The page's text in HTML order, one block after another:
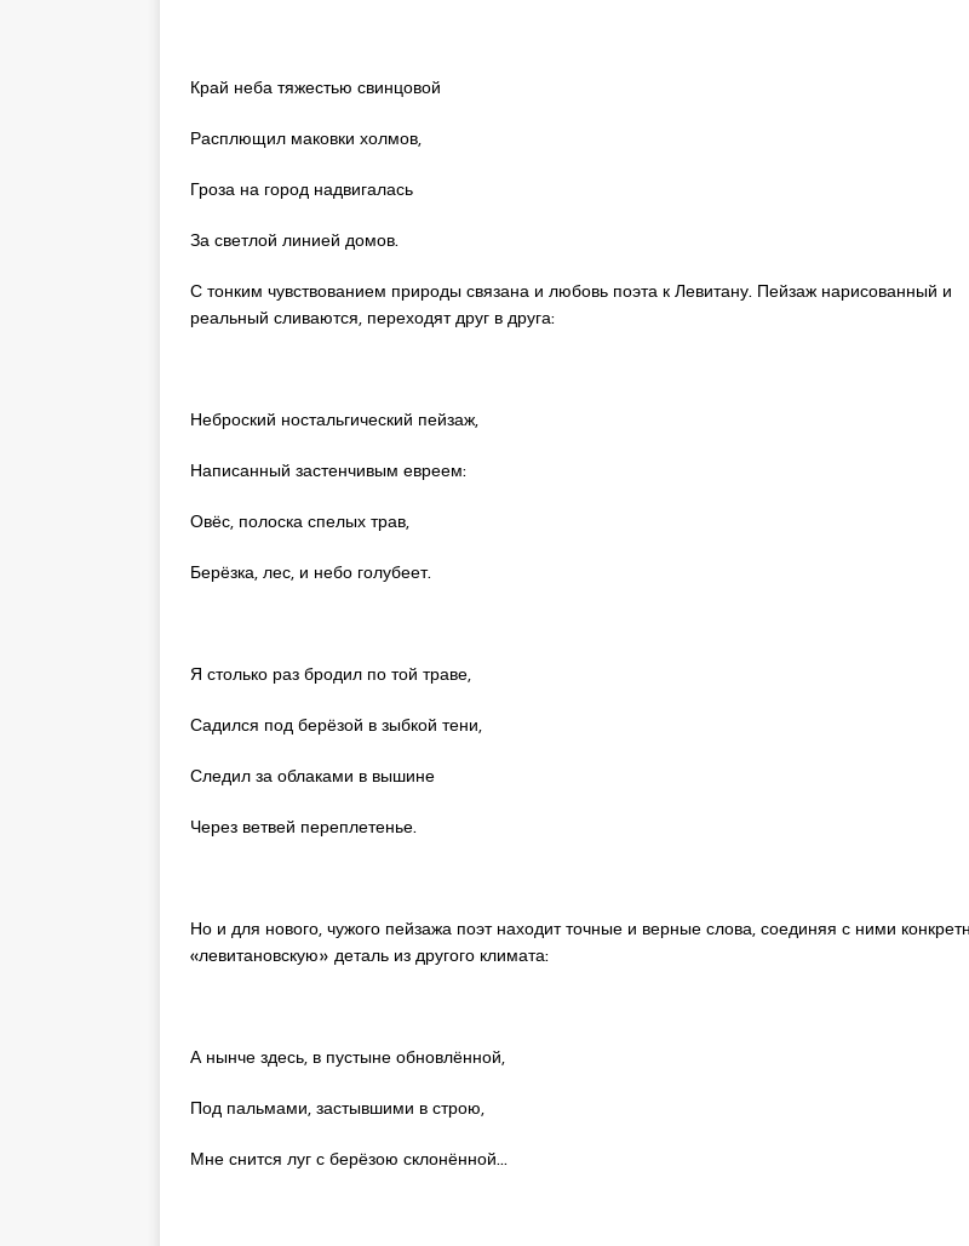
Край неба тяжестью свинцовой
Расплющил маковки холмов,
Гроза на город надвигалась
За светлой линией домов.
С тонким чувствованием природы связана и любовь поэта к Левитану. Пейзаж нарисованный и
реальный сливаются, переходят друг в друга:
Неброский ностальгический пейзаж,
Написанный застенчивым евреем:
Овёс, полоска спелых трав,
Берёзка, лес, и небо голубеет.
Я столько раз бродил по той траве,
Садился под берёзой в зыбкой тени,
Следил за облаками в вышине
Через ветвей переплетенье.
Но и для нового, чужого пейзажа поэт находит точные и верные слова, соединяя с ними
«левитановскую» деталь из другого климата:
А нынче здесь, в пустыне обновлённой,
Под пальмами, застывшими в строю,
Мне снится луг с берёзою склонённой…